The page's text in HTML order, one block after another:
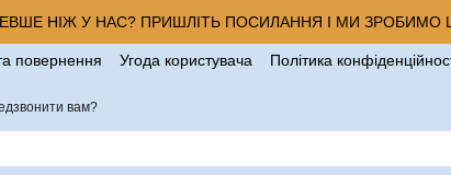
НІЖ У НАС? ПРИШЛІТЬ ПОСИЛАННЯ І МИ ЗРОБИМО
повернення Угода користувача
Політика
вам?